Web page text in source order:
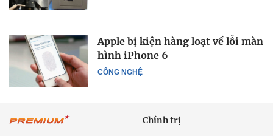
CÔNG NGHỆ
Apple bị kiện hàng loạt về lỗi màn
hình iPhone 6
Chính trị